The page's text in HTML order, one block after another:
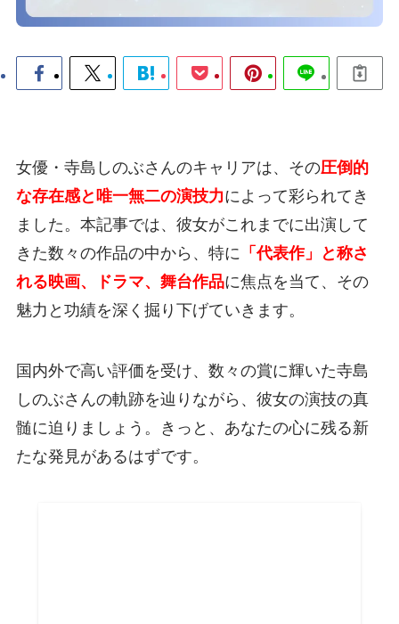
女優・寺島しのぶさんのキャリアは、その圧倒的
な存在感と唯一無二の演技力によって彩られてき
ました。本記事では、彼女がこれまでに出演して
きた数々の作品の中から、特に 「代表作」と称さ
れる映画、ドラマ、舞台作品に焦点を当て、その
魅力と功績を深く掘り下げていきます。
国内外で高い評価を受け、数々の賞に輝いた寺島
しのぶさんの軌跡を辿りながら、彼女の演技の真
髄に迫りましょう。きっと、あなたの心に残る新
たな発見があるはずです。